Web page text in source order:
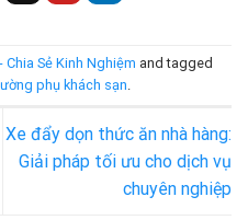
Chia Sẻ Kinh Nghiệm and tagged
phụ khách sạn.
Xe đẩy dọn thức ăn nhà hàng:
Giải pháp tối ưu cho dịch vụ
chuyên nghiệp